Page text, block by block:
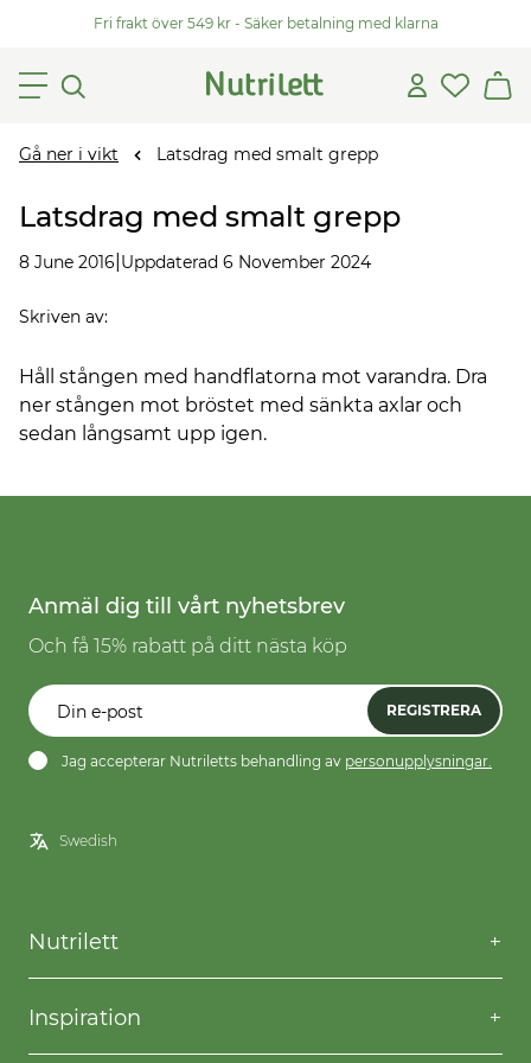
Fri frakt över 549 kr - Säker betalning med klarna
Gå ner i vikt Latsdrag med smalt grepp
Latsdrag med smalt grepp
8 June 2016 Uppdaterad 6 November 2024
Skriven av:
Håll stången med handflatorna mot varandra. Dra
ner stången mot bröstet med sänkta axlar och
sedan långsamt upp igen.
Anmäl dig till vårt nyhetsbrev
Och få 15% rabatt på ditt nästa köp
REGISTRERA
Jag accepterar Nutriletts behandling av personupplysningar.
Nutrilett
Kontakta oss
Frågor & svar
Frakt & returer
Inspiration
Willpower